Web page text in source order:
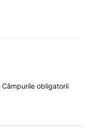
Câmpurile obligatorii